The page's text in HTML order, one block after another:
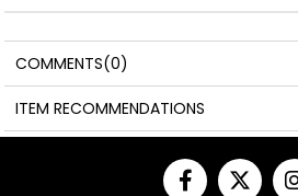
COMMENTS(0)
ITEM RECOMMENDATIONS